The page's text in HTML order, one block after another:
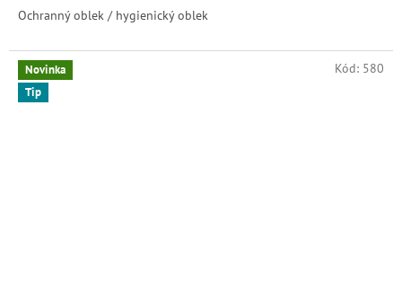
Ochranný oblek / hygienický oblek
Novinka
Tip
Kód: 580